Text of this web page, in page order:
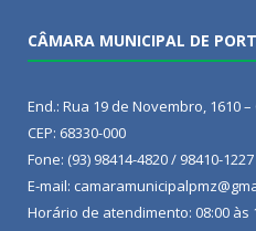
CÂMARA MUNICIPAL DE
End.: Rua 19 de Novembro, 1610
CEP: 68330-000
Fone: (93) 98414-4820 / 98410-1227
E-mail:
Horário de atendimento: 08:00 às